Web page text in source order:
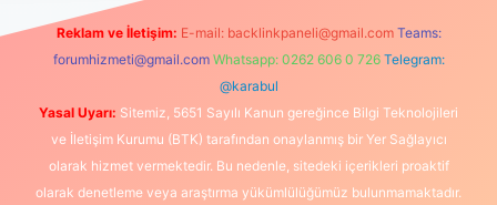
Reklam ve İletişim: E-mail: backlinkpaneli@gmail.com Teams:
forumhizmeti@gmail.com Whatsapp: 0262 606 0 726 Telegram:
@karabul
Yasal Uyarı: Sitemiz, 5651 Sayılı Kanun gereğince Bilgi Teknolojileri
ve İletişim Kurumu (BTK) tarafından onaylanmış bir Yer Sağlayıcı
olarak hizmet vermektedir. Bu nedenle, sitedeki içerikleri proaktif
olarak denetleme veya araştırma yükümlülüğümüz bulunmamaktadır.